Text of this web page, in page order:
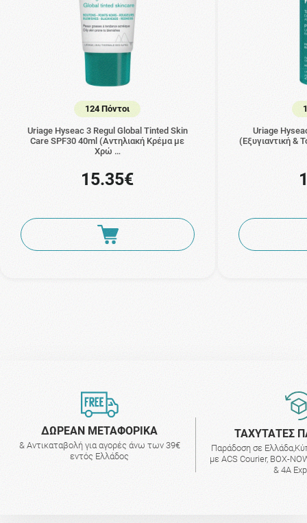
124 Πόντοι
Uriage Hyseac 3 Regul Global Tinted Skin
Care SPF30 40ml (Αντηλιακή Κρέμα με
Χρώ …
15.35€
Uriage
(Εξυγιαντική &
ΔΩΡΕΑΝ ΜΕΤΑΦΟΡΙΚΑ
& Αντικαταβολή για αγορές άνω των 39€
εντός Ελλάδος
ΤΑΧΥΤΑΤΕΣ
Παράδοση σε
με ACS Courier, BOX-
& 4A